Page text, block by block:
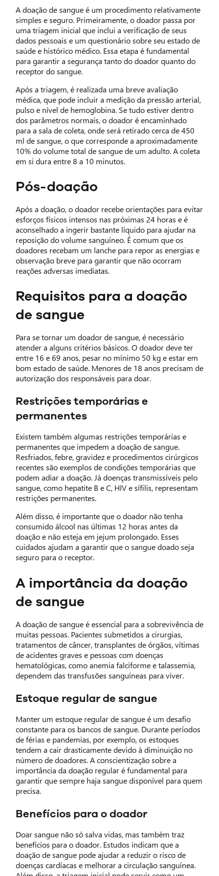
A doação de sangue é um procedimento relativamente
simples e seguro. Primeiramente, o doador passa por
uma triagem inicial que inclui a verificação de seus
dados pessoais e um questionário sobre seu estado de
saúde e histórico médico. Essa etapa é fundamental
para garantir a segurança tanto do doador quanto do
receptor do sangue.
Após a triagem, é realizada uma breve avaliação
médica, que pode incluir a medição da pressão arterial,
pulso e nível de hemoglobina. Se tudo estiver dentro
dos parâmetros normais, o doador é encaminhado
para a sala de coleta, onde será retirado cerca de 450
ml de sangue, o que corresponde a aproximadamente
10% do volume total de sangue de um adulto. A coleta
em si dura entre 8 a 10 minutos.
Pós-doação
Após a doação, o doador recebe orientações para evitar
esforços físicos intensos nas próximas 24 horas e é
aconselhado a ingerir bastante líquido para ajudar na
reposição do volume sanguíneo. É comum que os
doadores recebam um lanche para repor as energias e
observação breve para garantir que não ocorram
reações adversas imediatas.
Requisitos para a doação
de sangue
Para se tornar um doador de sangue, é necessário
atender a alguns critérios básicos. O doador deve ter
entre 16 e 69 anos, pesar no mínimo 50 kg e estar em
bom estado de saúde. Menores de 18 anos precisam de
autorização dos responsáveis para doar.
Restrições temporárias e
permanentes
Existem também algumas restrições temporárias e
permanentes que impedem a doação de sangue.
Resfriados, febre, gravidez e procedimentos cirúrgicos
recentes são exemplos de condições temporárias que
podem adiar a doação. Já doenças transmissíveis pelo
sangue, como hepatite B e C, HIV e sífilis, representam
restrições permanentes.
Além disso, é importante que o doador não tenha
consumido álcool nas últimas 12 horas antes da
doação e não esteja em jejum prolongado. Esses
cuidados ajudam a garantir que o sangue doado seja
seguro para o receptor.
A importância da doação
de sangue
A doação de sangue é essencial para a sobrevivência de
muitas pessoas. Pacientes submetidos a cirurgias,
tratamentos de câncer, transplantes de órgãos, vítimas
de acidentes graves e pessoas com doenças
hematológicas, como anemia falciforme e talassemia,
dependem das transfusões sanguíneas para viver.
Estoque regular de sangue
Manter um estoque regular de sangue é um desafio
constante para os bancos de sangue. Durante períodos
de férias e pandemias, por exemplo, os estoques
tendem a cair drasticamente devido à diminuição no
número de doadores. A conscientização sobre a
importância da doação regular é fundamental para
garantir que sempre haja sangue disponível para quem
precisa.
Benefícios para o doador
Doar sangue não só salva vidas, mas também traz
benefícios para o doador. Estudos indicam que a
doação de sangue pode ajudar a reduzir o risco de
doenças cardíacas e melhorar a circulação sanguínea.